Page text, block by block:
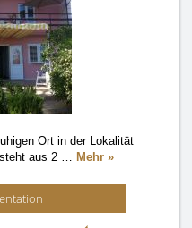
Ort in der Lokalität
aus 2 … Mehr »